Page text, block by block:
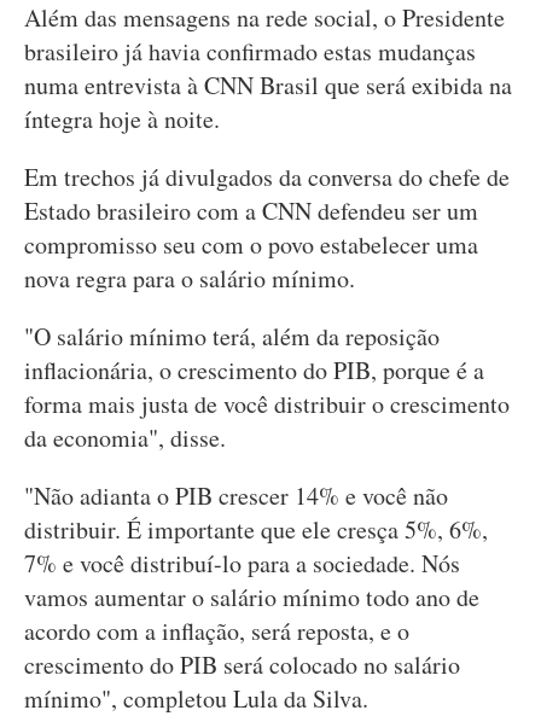
Além das mensagens na rede social, o Presidente
brasileiro já havia confirmado estas mudanças
numa entrevista à CNN Brasil que será exibida na
íntegra hoje à noite.
Em trechos já divulgados da conversa do chefe de
Estado brasileiro com a CNN defendeu ser um
compromisso seu com o povo estabelecer uma
nova regra para o salário mínimo.
"O salário mínimo terá, além da reposição
inflacionária, o crescimento do PIB, porque é a
forma mais justa de você distribuir o crescimento
da economia", disse.
"Não adianta o PIB crescer 14% e você não
distribuir. É importante que ele cresça 5%, 6%,
7% e você distribuí-lo para a sociedade. Nós
vamos aumentar o salário mínimo todo ano de
acordo com a inflação, será reposta, e o
crescimento do PIB será colocado no salário
mínimo", completou Lula da Silva.